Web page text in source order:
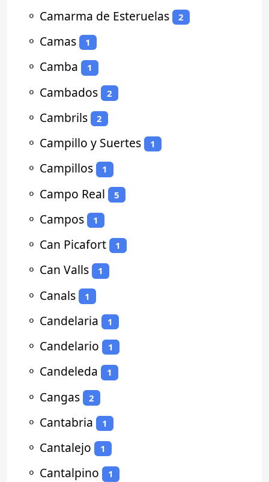
⚬ Camarma de Esteruelas 2
⚬ Camas 1
⚬ Camba 1
⚬ Cambados 2
⚬ Cambrils 2
⚬ Campillo y Suertes 1
⚬ Campillos 1
⚬ Campo Real 5
⚬ Campos 1
⚬ Can Picafort 1
⚬ Can Valls 1
⚬ Canals 1
⚬ Candelaria 1
⚬ Candelario 1
⚬ Candeleda 1
⚬ Cangas 2
⚬ Cantabria 1
⚬ Cantalejo 1
⚬ Cantalpino 1